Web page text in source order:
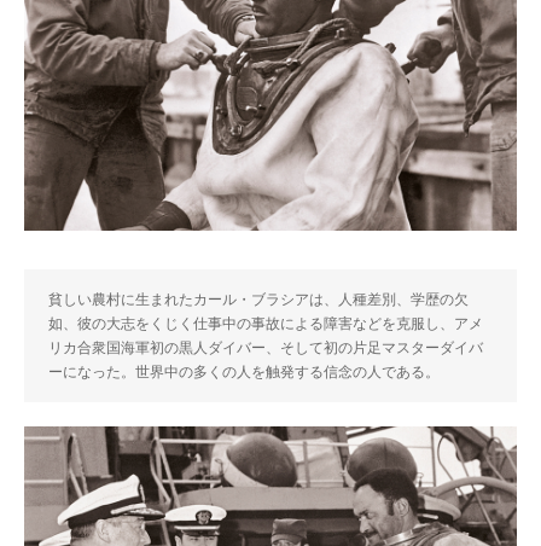
貧しい農村に生まれたカール・ブラシアは、人種差別、学歴の欠
如、彼の大志をくじく仕事中の事故による障害などを克服し、アメ
リカ合衆国海軍初の黒人ダイバー、そして初の片足マスターダイバ
ーになった。世界中の多くの人を触発する信念の人である。